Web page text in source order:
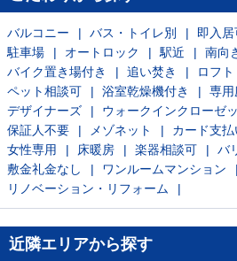
バルコニー バス・トイレ別 即入
駐車場
オートロック 駅近 南向
バイク置き場付き
追い焚き ロフト
ペット相談可
浴室乾燥機付き 専用
デザイナーズ
ウォークインクローゼ
保証人不要
メゾネット カード支払
女性専用
床暖房 楽器相談可
バ
敷金礼金なし
ワンルームマンション
リノベーション・リフォーム
近隣エリアから探す